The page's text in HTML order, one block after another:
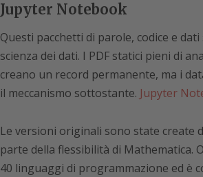
Jupyter Notebook
Questi pacchetti di parole, codice e
scienza dei dati. I PDF statici pieni di
creano un record permanente, ma i
il meccanismo sottostante. Jupyter
Le versioni originali sono state create
parte della flessibilità di Mathematica.
40 linguaggi di programmazione ed è